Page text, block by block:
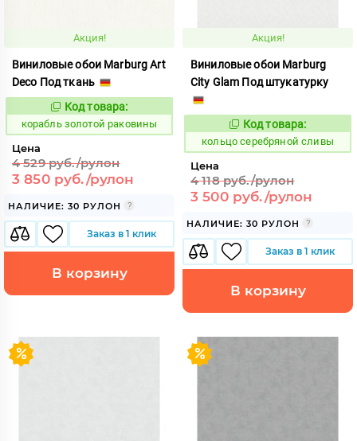
Акция!
Виниловые обои Marburg Art
Deco Под ткань
Код:
769828
Код товара:
корабль золотой раковины
Цена
4 529 руб./рулон
3 850 руб./рулон
НАЛИЧИЕ: 30 РУЛОН
Заказ в 1 клик
В корзину
Акция!
Виниловые обои Marburg
City Glam Под штукатурку
Код:
745011
Код товара:
кольцо серебряной сливы
Цена
4 118 руб./рулон
3 500 руб./рулон
НАЛИЧИЕ: 30 РУЛОН
Заказ в 1 клик
В корзину